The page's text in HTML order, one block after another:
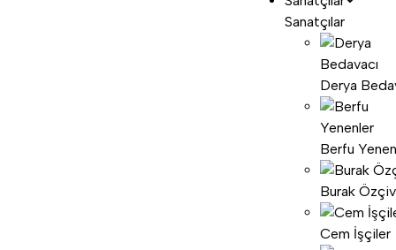
Sanatçılar
Derya
Berfu
Burak
Cem İşçiler